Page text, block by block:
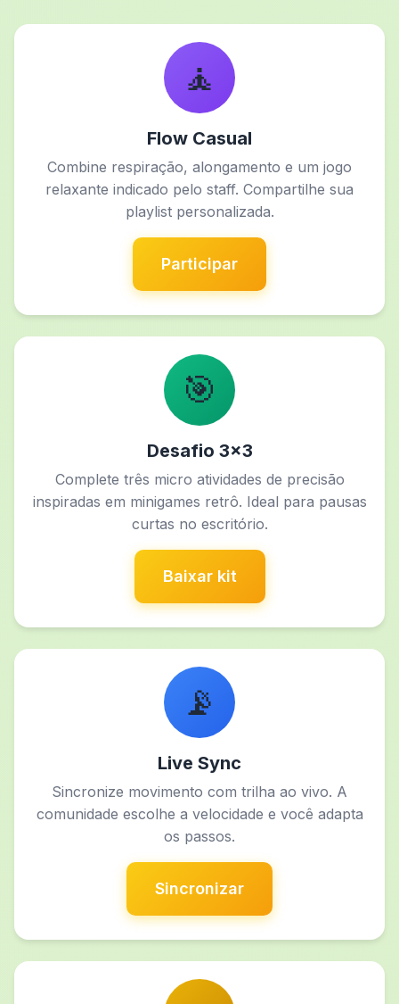
🧘
Flow Casual
Combine respiração, alongamento e um jogo
relaxante indicado pelo staff. Compartilhe sua
playlist personalizada.
Participar
🎯
Desafio 3x3
Complete três micro atividades de precisão
inspiradas em minigames retrô. Ideal para pausas
curtas no escritório.
Baixar kit
📡
Live Sync
Sincronize movimento com trilha ao vivo. A
comunidade escolhe a velocidade e você adapta
os passos.
Sincronizar